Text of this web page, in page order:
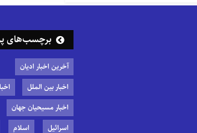
برچسب‌های
آخرین اخبار ادیان
اخبار بین الملل
اخبار مسیحیان جهان
اسرائیل
اسلام